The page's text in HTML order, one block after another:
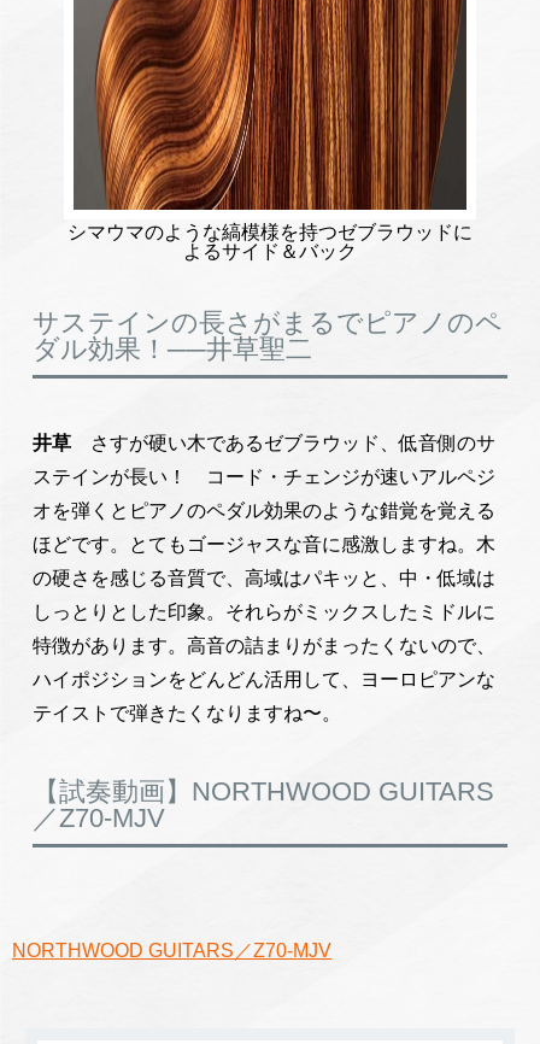
シマウマのような縞模様を持つゼブラウッドに
よるサイド＆バック
サステインの長さがまるでピアノのペ
ダル効果！──井草聖二
井草
さすが硬い木であるゼブラウッド、低音側のサ
ステインが長い！ コード・チェンジが速いアルペジ
オを弾くとピアノのペダル効果のような錯覚を覚える
ほどです。とてもゴージャスな音に感激しますね。木
の硬さを感じる音質で、高域はパキッと、中・低域は
しっとりとした印象。それらがミックスしたミドルに
特徴があります。高音の詰まりがまったくないので、
ハイポジションをどんどん活用して、ヨーロピアンな
テイストで弾きたくなりますね〜。
【試奏動画】NORTHWOOD GUITARS
／Z70-MJV
NORTHWOOD GUITARS／Z70-MJV